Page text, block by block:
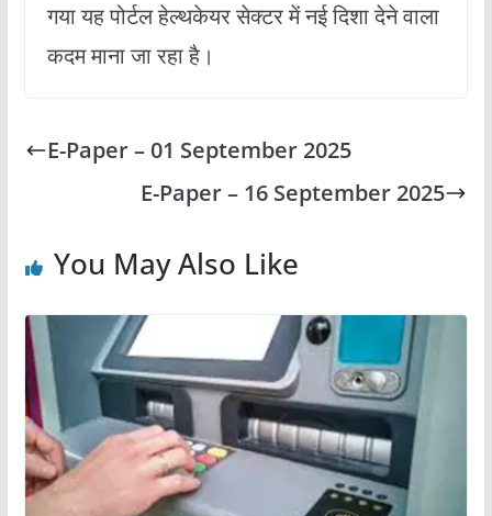
गया यह पोर्टल हेल्थकेयर सेक्टर में नई दिशा देने वाला
कदम माना जा रहा है।
E-Paper – 01 September 2025
E-Paper – 16 September 2025
You May Also Like